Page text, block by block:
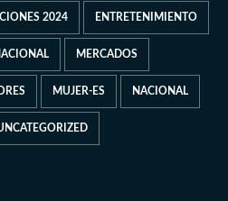
2024 ENTRETENIMIENTO
MERCADOS
MUJER-ES NACIONAL